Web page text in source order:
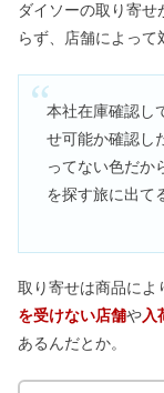
ダイソーの取り寄
らず、店舗によって
本社在庫確認し
せ可能か確認し
ってない色だか
を探す旅に出て
取り寄せは商品によ
を受けない店舗や入
あるんだとか。